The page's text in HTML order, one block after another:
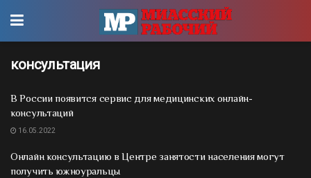
консультация
В России появится сервис для медицинских онлайн-
консультаций
16.05.2022
Онлайн консультацию в Центре занятости населения могут
получить южноуральцы